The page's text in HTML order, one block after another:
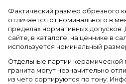
Фактический размер обрезного
отличается от номинального в
пределах нормативных
сайте, в каталоге, на ценнике в
используется номинальный
Отдельные партии керамической
гранита могут незначительно
из чего сортируются по тону.